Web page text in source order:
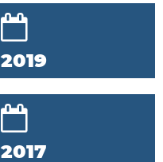
2019
2017